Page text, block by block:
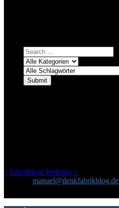
< UberBlogr Webring >
manuel@denkfabrikblog.de